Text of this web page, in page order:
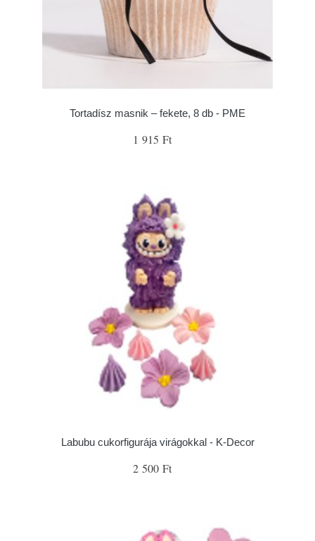
Tortadísz masnik – fekete, 8 db - PME
1 915 Ft
Labubu cukorfigurája virágokkal - K-Decor
2 500 Ft